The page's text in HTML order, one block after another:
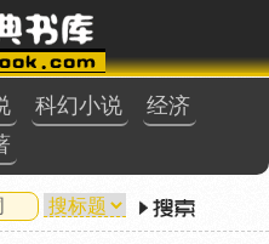
科幻小说
经济